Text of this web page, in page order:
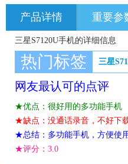
产品详情 重要参
三星S7120U手机的详细信息
热门标签 三星
网友最认可的点评
★优点：很好用的多功能手机
★缺点：没通话录音，不好下
★总结：多功能手机，方便使
★评分： 3.0